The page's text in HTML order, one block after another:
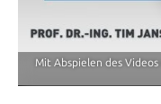
Mit Abspielen des